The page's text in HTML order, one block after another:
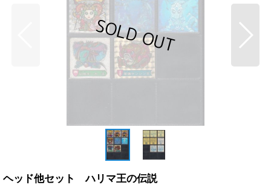
ヘッド他セット ハリマ王の伝説